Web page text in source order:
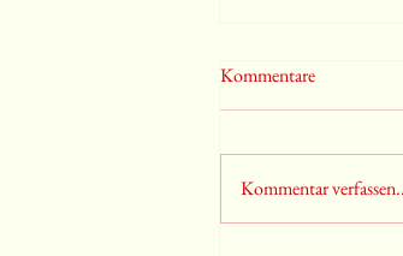
Kommentare
Kommentar